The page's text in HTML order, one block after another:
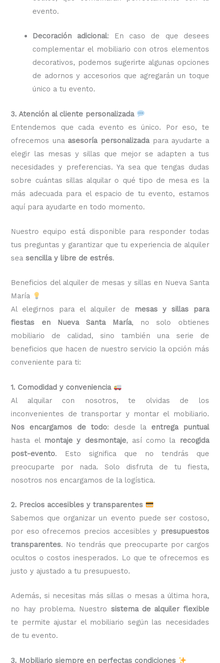
evento.
Decoración adicional: En caso de que desees
complementar el mobiliario con otros elementos
decorativos, podemos sugerirte algunas opciones
de adornos y accesorios que agregarán un toque
único a tu evento.
3. Atención al cliente personalizada
Entendemos que cada evento es único. Por eso, te
ofrecemos una asesoría personalizadapara ayudarte a
elegir las mesas y sillas que mejor se adapten a tus
necesidades y preferencias. Ya sea que tengas dudas
sobre cuántas sillas alquilar o qué tipo de mesa es la
más adecuada para el espacio de tu evento, estamos
aquí para ayudarte en todo momento.
Nuestro equipo está disponible para responder todas
tus preguntas y garantizar que tu experiencia de alquiler
seasencilla y libre de estrés.
Beneficios del alquiler de mesas y sillas en Nueva Santa
María
Al elegirnos para el alquiler de
mesas y sillas para
fiestas en Nueva Santa María, no solo obtienes
mobiliario de calidad, sino también una serie de
beneficios que hacen de nuestro servicio la opción más
conveniente para ti:
1. Comodidad y conveniencia
Al alquilar con nosotros, te olvidas de los
inconvenientes de transportar y montar el mobiliario.
Nos encargamos de todo: desde la entrega puntual
hasta el montaje y desmontaje, así como la
recogida
post-evento. Esto significa que no tendrás que
preocuparte por nada. Solo disfruta de tu fiesta,
nosotros nos encargamos de la logística.
2. Precios accesibles y transparentes
Sabemos que organizar un evento puede ser costoso,
por eso ofrecemos precios accesibles y presupuestos
transparentes. No tendrás que preocuparte por cargos
ocultos o costos inesperados. Lo que te ofrecemos es
justo y ajustado a tu presupuesto.
Además, si necesitas más sillas o mesas a última hora,
no hay problema. Nuestro sistema de alquiler flexible
te permite ajustar el mobiliario según las necesidades
de tu evento.
3. Mobiliario siempre en perfectas condiciones